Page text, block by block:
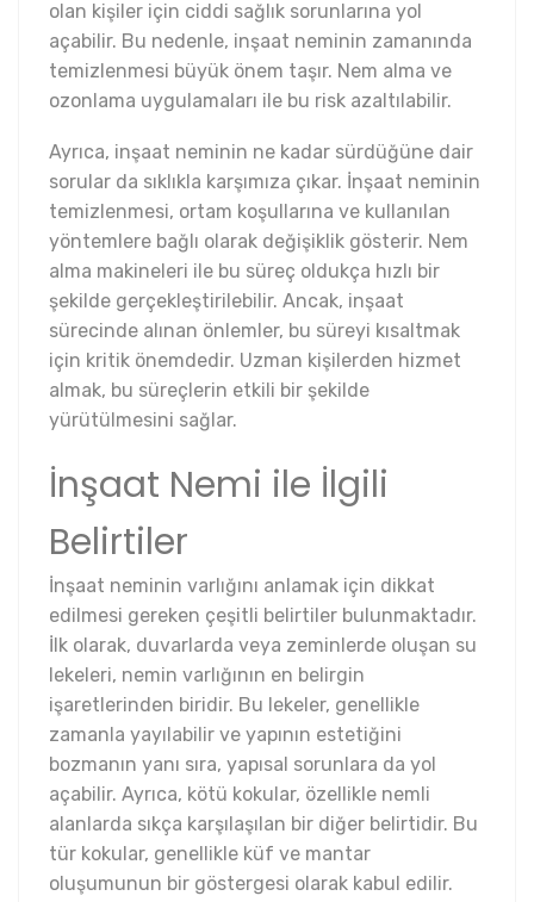
olan kişiler için ciddi sağlık sorunlarına yol
açabilir. Bu nedenle, inşaat neminin zamanında
temizlenmesi büyük önem taşır. Nem alma ve
ozonlama uygulamaları ile bu risk azaltılabilir.
Ayrıca, inşaat neminin ne kadar sürdüğüne dair
sorular da sıklıkla karşımıza çıkar. İnşaat neminin
temizlenmesi, ortam koşullarına ve kullanılan
yöntemlere bağlı olarak değişiklik gösterir. Nem
alma makineleri ile bu süreç oldukça hızlı bir
şekilde gerçekleştirilebilir. Ancak, inşaat
sürecinde alınan önlemler, bu süreyi kısaltmak
için kritik önemdedir. Uzman kişilerden hizmet
almak, bu süreçlerin etkili bir şekilde
yürütülmesini sağlar.
İnşaat Nemi ile İlgili
Belirtiler
İnşaat neminin varlığını anlamak için dikkat
edilmesi gereken çeşitli belirtiler bulunmaktadır.
İlk olarak, duvarlarda veya zeminlerde oluşan su
lekeleri, nemin varlığının en belirgin
işaretlerinden biridir. Bu lekeler, genellikle
zamanla yayılabilir ve yapının estetiğini
bozmanın yanı sıra, yapısal sorunlara da yol
açabilir. Ayrıca, kötü kokular, özellikle nemli
alanlarda sıkça karşılaşılan bir diğer belirtidir. Bu
tür kokular, genellikle küf ve mantar
oluşumunun bir göstergesi olarak kabul edilir.